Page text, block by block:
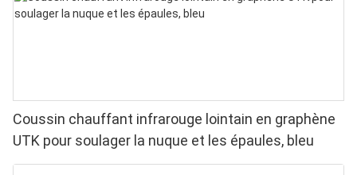
Coussin chauffant infrarouge lointain en graphène
UTK pour soulager la nuque et les épaules, bleu